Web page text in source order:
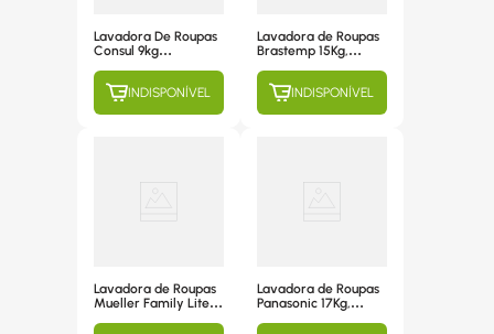
Lavadora De Roupas
Consul 9kg
Cwb09bb, 110v
INDISPONÍVEL
Lavadora de Roupas
Brastemp 15Kg,
Programas de
Lavagem, Branca -
INDISPONÍVEL
Lavadora de Roupas
Mueller Family Lite
Lavadora de Roupas
Panasonic 17Kg,